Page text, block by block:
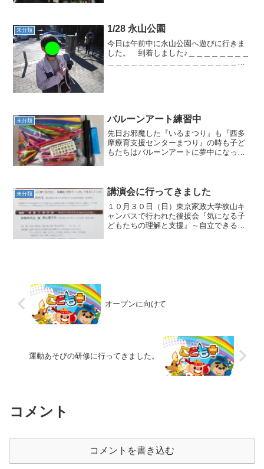
いたり、お友達と楽しん...
未分類 1/28 永山公園
今日は午前中に永山公園へ遊びに行きま
した。 到着しました♪＿＿＿＿＿＿＿＿
未分類 バルーンアート練習中
先日お邪魔した『いるまつり』も『西多
摩療育支援センターまつり』の時も子ど
もたちはバルーンアートに夢中になって
向けてバルーンアートの練...
未分類 講演会に行ってきました
１０月３０日（日）東京家政大学狭山キ
ャンパスで行われた後援会『気になる子
どもたちの理解と支援』～自立できる大
オープンに向けて
運動あそびの研修に行ってきました。
コメント
コメントを書き込む